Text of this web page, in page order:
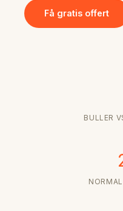
Få gratis offert
BULLER